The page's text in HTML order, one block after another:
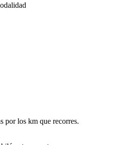
por los km que recorres.